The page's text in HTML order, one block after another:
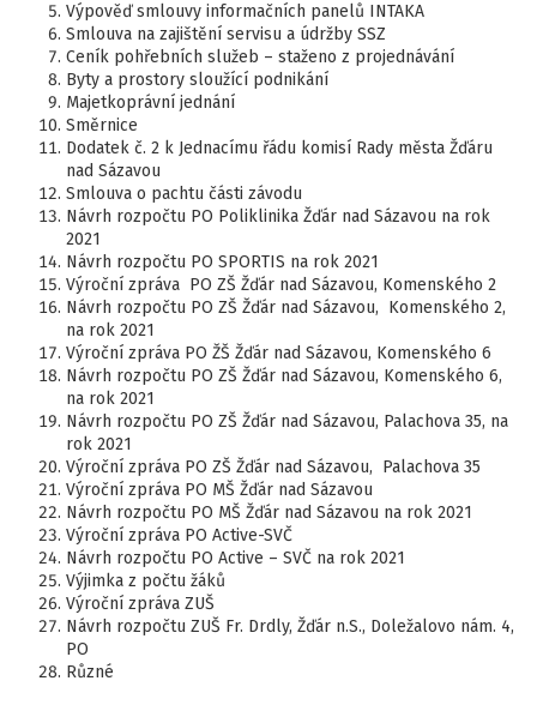
Výpověď smlouvy informačních panelů INTAKA
Smlouva na zajištění servisu a údržby SSZ
Ceník pohřebních služeb – staženo z projednávání
Byty a prostory sloužící podnikání
Majetkoprávní jednání
Směrnice
Dodatek č. 2 k Jednacímu řádu komisí Rady města Žďáru
nad Sázavou
Smlouva o pachtu části závodu
Návrh rozpočtu PO Poliklinika Žďár nad Sázavou na rok
2021
Návrh rozpočtu PO SPORTIS na rok 2021
Výroční zpráva PO ZŠ Žďár nad Sázavou, Komenského 2
Návrh rozpočtu PO ZŠ Žďár nad Sázavou, Komenského 2,
na rok 2021
Výroční zpráva PO ŽŠ Žďár nad Sázavou, Komenského 6
Návrh rozpočtu PO ZŠ Žďár nad Sázavou, Komenského 6,
na rok 2021
Návrh rozpočtu PO ZŠ Žďár nad Sázavou, Palachova 35, na
rok 2021
Výroční zpráva PO ZŠ Žďár nad Sázavou, Palachova 35
Výroční zpráva PO MŠ Žďár nad Sázavou
Návrh rozpočtu PO MŠ Žďár nad Sázavou na rok 2021
Výroční zpráva PO Active-SVČ
Návrh rozpočtu PO Active – SVČ na rok 2021
Výjimka z počtu žáků
Výroční zpráva ZUŠ
Návrh rozpočtu ZUŠ Fr. Drdly, Žďár n.S., Doležalovo nám. 4,
PO
Různé